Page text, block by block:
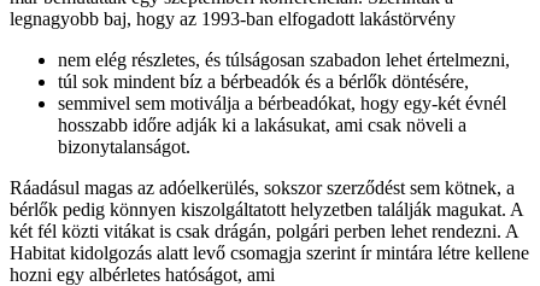
legnagyobb baj, hogy az 1993-ban elfogadott lakástörvény
nem elég részletes, és túlságosan szabadon lehet értelmezni,
túl sok mindent bíz a bérbeadók és a bérlők döntésére,
semmivel sem motiválja a bérbeadókat, hogy egy-két évnél
hosszabb időre adják ki a lakásukat, ami csak növeli a
bizonytalanságot.
Ráadásul magas az adóelkerülés, sokszor szerződést sem kötnek, a
bérlők pedig könnyen kiszolgáltatott helyzetben találják magukat. A
két fél közti vitákat is csak drágán, polgári perben lehet rendezni. A
Habitat kidolgozás alatt levő csomagja szerint ír mintára létre kellene
hozni egy albérletes hatóságot, ami